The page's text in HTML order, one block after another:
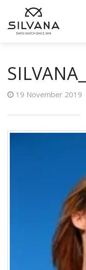
19 November 2019